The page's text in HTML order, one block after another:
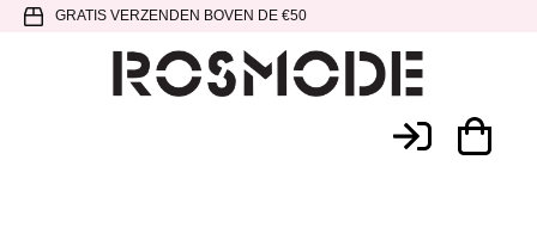
Spring
hoofdnavigatie
Door
SpringGRATIS VERZENDEN BOVEN DE €50